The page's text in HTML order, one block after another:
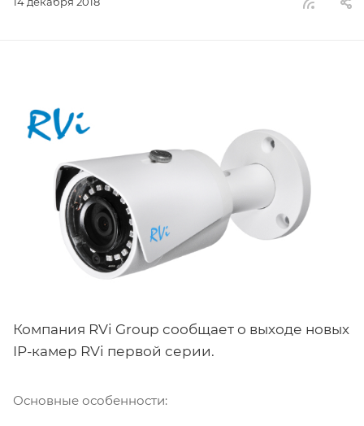
Компания RVi Group сообщает о выходе новых
IP-камер RVi первой серии.
Основные особенности: